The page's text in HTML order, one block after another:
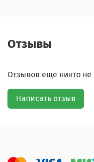
Отзывы
Отзывов еще никто не
Написать отзыв